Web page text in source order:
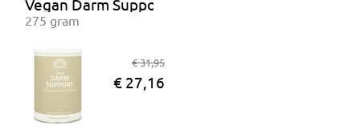
Vegan Darm Support
275 gram
€ 31,95
€ 27,16